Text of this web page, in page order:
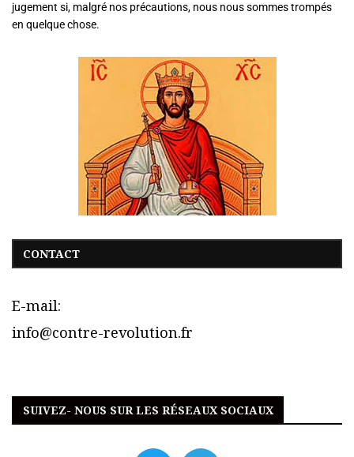
jugement si, malgré nos précautions, nous nous sommes trompés
en quelque chose.
CONTACT
E-mail:
info@contre-revolution.fr
SUIVEZ- NOUS SUR LES RÉSEAUX SOCIAUX